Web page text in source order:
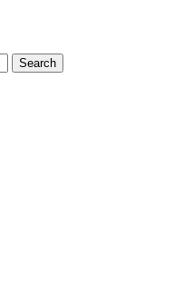
Search